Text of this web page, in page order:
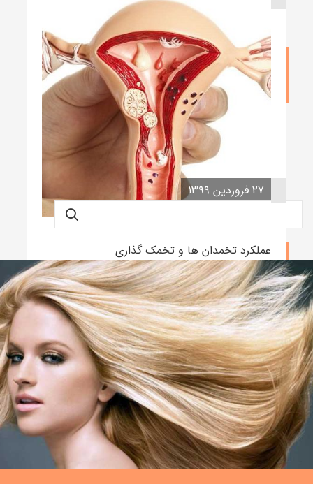
چه عواملی باعث سرطان تخمدان میشود
نوشته admin
۲۷ فروردین ۱۳۹۹
عملکرد تخمدان ها و تخمک گذاری
نوشته admin